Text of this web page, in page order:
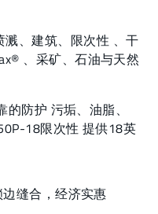
溅、建筑、 限次性 、干
、 采矿、石油与天然
防护 污垢、油脂、
18限次性 提供18英
缝合，经济实惠